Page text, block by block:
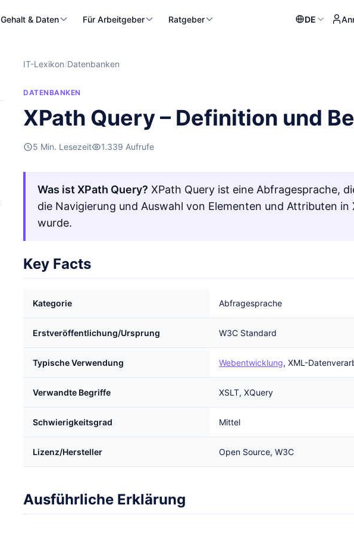
Gehalt & Daten Für Arbeitgeber Ratgeber DE
IT-Lexikon/Datenbanken
DATENBANKEN
XPath Query – Definition und
5 Min. Lesezeit 1.339 Aufrufe
Was ist XPath Query? XPath Query ist eine Abfragesprache,
die Navigierung und Auswahl von Elementen und Attributen
wurde.
Key Facts
Kategorie Abfragesprache
Erstveröffentlichung/Ursprung W3C Standard
Typische Verwendung Webentwicklung, XML-
Verwandte Begriffe XSLT, XQuery
Schwierigkeitsgrad Mittel
Lizenz/Hersteller Open Source, W3C
Ausführliche Erklärung